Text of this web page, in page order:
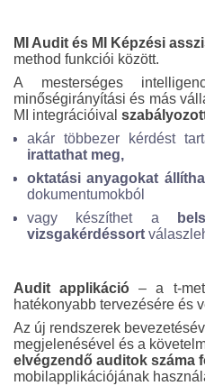
MI Audit és MI Képzési
method funkciói között.
A mesterséges
minőségirányítási és más
MI integrációival
akár többezer kérdést
irattathat meg,
oktatási anyagokat
dokumentumokból
vagy készíthet a
vizsgakérdéssort
Audit applikáció
– a t-
hatékonyabb tervezésére és
Az új rendszerek
megjelenésével és a
elvégzendő auditok száma
mobilapplikációjának